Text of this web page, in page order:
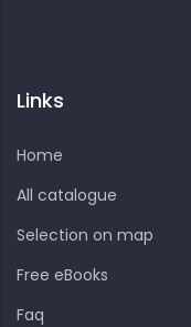
Links
Home
All catalogue
Selection on map
Free eBooks
Faq